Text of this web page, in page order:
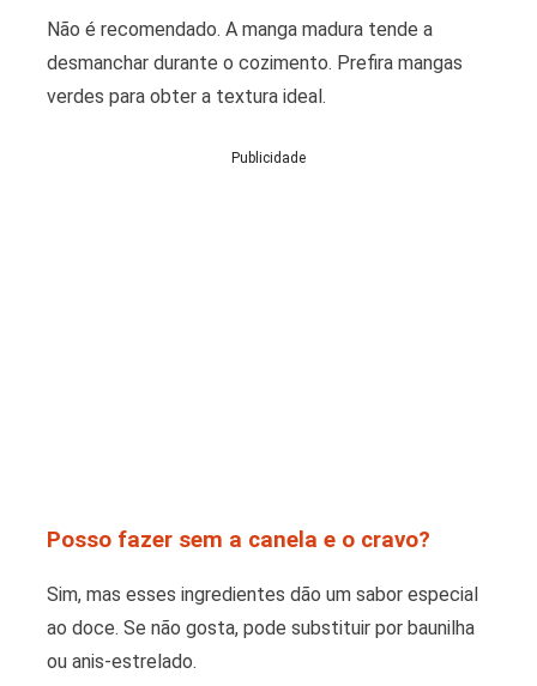
Não é recomendado. A manga madura tende a
desmanchar durante o cozimento. Prefira mangas
verdes para obter a textura ideal.
Publicidade
Posso fazer sem a canela e o cravo?
Sim, mas esses ingredientes dão um sabor especial
ao doce. Se não gosta, pode substituir por baunilha
ou anis-estrelado.